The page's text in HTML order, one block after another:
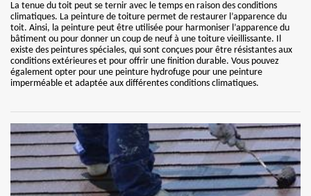
La tenue du toit peut se ternir avec le temps en raison des conditions
climatiques. La peinture de toiture permet de restaurer l’apparence du
toit. Ainsi, la peinture peut être utilisée pour harmoniser l’apparence du
bâtiment ou pour donner un coup de neuf à une toiture vieillissante. Il
existe des peintures spéciales, qui sont conçues pour être résistantes aux
conditions extérieures et pour offrir une finition durable. Vous pouvez
également opter pour une peinture hydrofuge pour une peinture
imperméable et adaptée aux différentes conditions climatiques.